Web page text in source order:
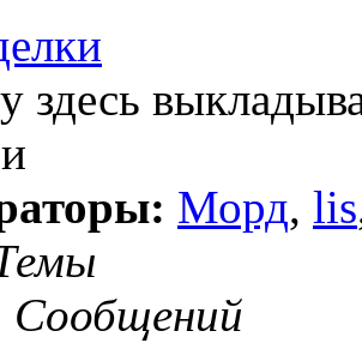
здесь
Морд, lis
Сообщений